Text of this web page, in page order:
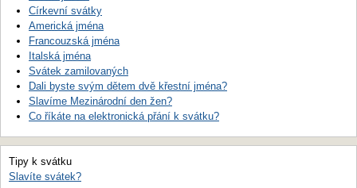
Církevní svátky
Americká jména
Francouzská jména
Italská jména
Svátek zamilovaných
Dali byste svým dětem dvě křestní jména?
Slavíme Mezinárodní den žen?
Co říkáte na elektronická přání k svátku?
Tipy k svátku
Slavíte svátek?